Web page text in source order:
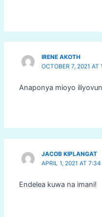
IRENE AKOTH
OCTOBER 7, 2021 AT
Anaponya mioyo
JACOB KIPLANGAT
APRIL 1, 2021 AT
Endelea kuwa na imani!